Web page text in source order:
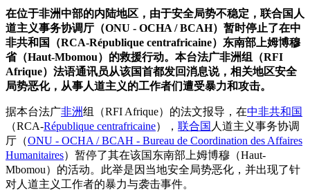
在位于非洲中部的内陆地区，由于安全局势不稳定，联合国人
道主义事务协调厅（ONU - OCHA / BCAH）暂时停止了在中
非共和国（RCA-République centrafricaine）东南部上姆博穆
省（Haut-Mbomou）的救援行动。本台法广非洲组（RFI
Afrique）法语通讯员从该国首都发回消息说，相关地区安全
局势恶化，从事人道主义的工作者们遭受暴力和攻击。
据本台法广非洲组（RFI Afrique）的法文报导，在中非共和国
（RCA-République centrafricaine）， 联合国 人道主义事务协调
厅（ONU - OCHA / BCAH - Bureau de Coordination des Affaires
Humanitaires）暂停了其在该国东南部上姆博穆（Haut-
Mbomou）的活动。此举是因当地安全局势恶化，并出现了针
对人道主义工作者的暴力与袭击事件。